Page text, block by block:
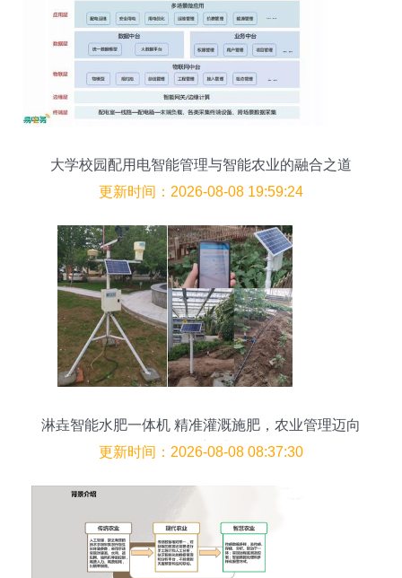
大学校园配用电智能管理与智能农业的融合之道
更新时间：2026-08-08 19:59:24
淋垚智能水肥一体机 精准灌溉施肥，农业管理迈向
数智化新时代
更新时间：2026-08-08 08:37:30